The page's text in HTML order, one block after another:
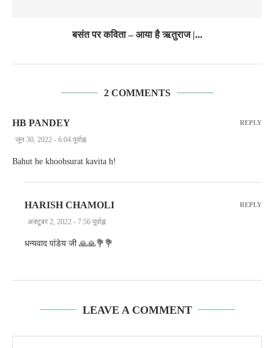
बसंत पर कविता – आया है ऋतुराज |...
2 COMMENTS
HB PANDEY
जून 30, 2022 - 6:04 पूर्वाह्न
Bahut he khoobsurat kavita h!
REPLY
HARISH CHAMOLI
अक्टूबर 2, 2022 - 7:56 पूर्वाह्न
धन्यवाद पांडेय जी 🙏🙏💐💐
REPLY
LEAVE A COMMENT